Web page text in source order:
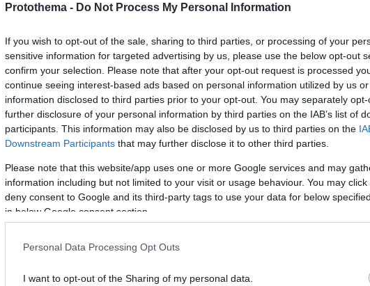
Protothema - Do Not Process My Personal Information
If you wish to opt-out of the sale, sharing to third parties, or processing of your
sensitive information for targeted advertising by us, please use the below opt-out
confirm your selection. Please note that after your opt-out request is processed
continue seeing interest-based ads based on personal information utilized by us
information disclosed to third parties prior to your opt-out. You may separately
further disclosure of your personal information by third parties on the IAB’s list of
participants. This information may also be disclosed by us to third parties on the
Downstream Participants that may further disclose it to other third parties.
Please note that this website/app uses one or more Google services and may
information including but not limited to your visit or usage behaviour. You may
deny consent to Google and its third-party tags to use your data for below
in below Google consent section.
Personal Data Processing Opt Outs
I want to opt-out of the Sharing of my personal data.